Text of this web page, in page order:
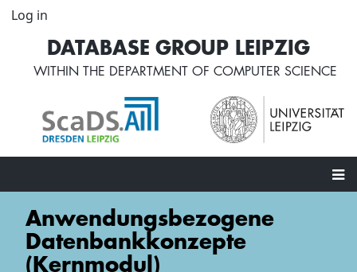
Skip
content
User
account
menu
Log in
DATABASE GROUP LEIPZIG
WITHIN THE DEPARTMENT OF COMPUTER SCIENCE
Main
navigation
Anwendungsbezogene
Datenbankkonzepte
(Kernmodul)